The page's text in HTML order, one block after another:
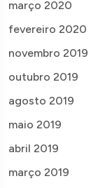
março 2020
fevereiro 2020
novembro 2019
outubro 2019
agosto 2019
maio 2019
abril 2019
março 2019